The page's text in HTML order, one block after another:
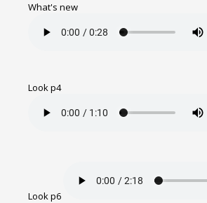
What's new
Look p4
Look p6